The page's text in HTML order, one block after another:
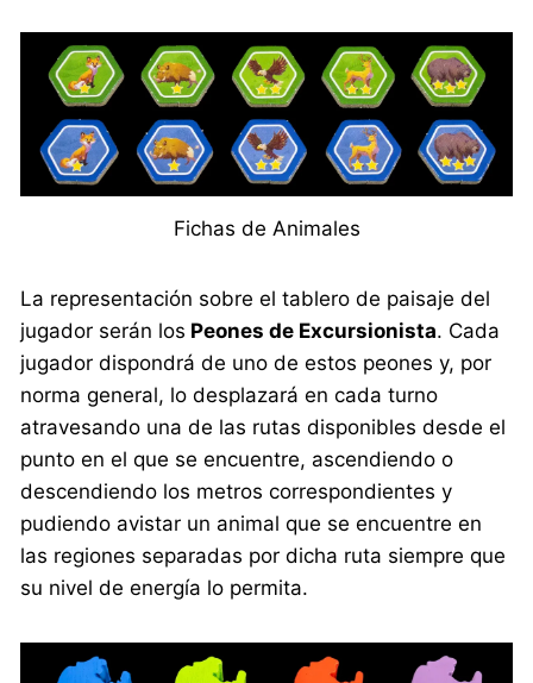
Fichas de Animales
La representación sobre el tablero de paisaje del
jugador serán los Peones de Excursionista. Cada
jugador dispondrá de uno de estos peones y, por
norma general, lo desplazará en cada turno
atravesando una de las rutas disponibles desde el
punto en el que se encuentre, ascendiendo o
descendiendo los metros correspondientes y
pudiendo avistar un animal que se encuentre en
las regiones separadas por dicha ruta siempre que
su nivel de energía lo permita.